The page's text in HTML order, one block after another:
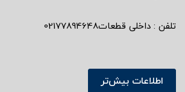
تلفن : داخلی قطعات02177894648
اطلاعات بیش‌تر